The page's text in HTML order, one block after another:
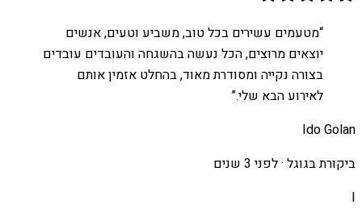
“מטעמים עשירים בכל טוב, משביע וטעים, אנשים
יוצאים מרוצים, הכל נעשה בהשגחה והעובדים עובדים
בצורה נקייה ומסודרת מאוד, בהחלט אזמין אותם
לאירוע הבא שלי.”
Ido Golan
ביקורת בגוגל ·לפני 3 שנים
I